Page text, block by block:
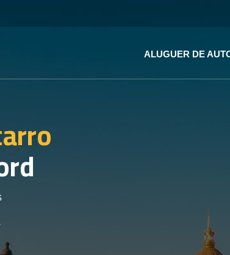
ALUGUER DE